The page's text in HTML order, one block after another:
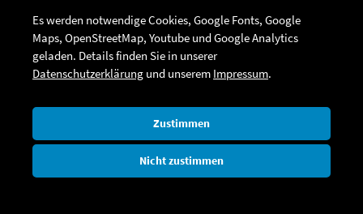
5. Rechtswirksamkeit dieses Haftungsausschlusses
Dieser Haftungsausschluss ist als Teil des
Internetangebotes zu betrachten, von dem aus auf diese
Seite verwiesen wurde. Sofern Teile oder einzelne
nicht, nicht mehr oder nicht vollständig entsprechen sollten,
bleiben die übrigen Teile des Dokumentes in ihrem Inhalt
und ihrer Gültigkeit davon unberührt.
Es werden notwendige Cookies, Google Fonts, Google
Maps, OpenStreetMap, Youtube und Google Analytics
geladen. Details finden Sie in unserer
Datenschutzerklärung und unserem Impressum.
Zustimmen
Nicht zustimmen